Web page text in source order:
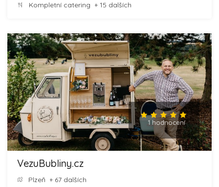
Kompletní catering + 15 dalších
1 hodnocení
VezuBubliny.cz
Plzeň + 67 dalších